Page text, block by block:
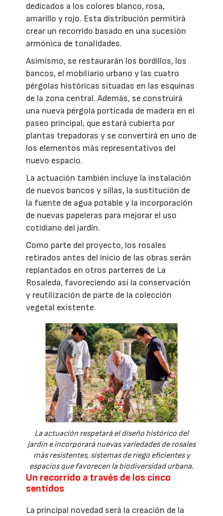
dedicados a los colores blanco, rosa,
amarillo y rojo. Esta distribución permitirá
crear un recorrido basado en una sucesión
armónica de tonalidades.
Asimismo, se restaurarán los bordillos, los
bancos, el mobiliario urbano y las cuatro
pérgolas históricas situadas en las esquinas
de la zona central. Además, se construirá
una nueva pérgola porticada de madera en el
paseo principal, que estará cubierta por
plantas trepadoras y se convertirá en uno de
los elementos más representativos del
nuevo espacio.
La actuación también incluye la instalación
de nuevos bancos y sillas, la sustitución de
la fuente de agua potable y la incorporación
de nuevas papeleras para mejorar el uso
cotidiano del jardín.
Como parte del proyecto, los rosales
retirados antes del inicio de las obras serán
replantados en otros parterres de La
Rosaleda, favoreciendo así la conservación
y reutilización de parte de la colección
vegetal existente.
La actuación respetará el diseño histórico del
jardín e incorporará nuevas variedades de rosales
más resistentes, sistemas de riego eficientes y
espacios que favorecen la biodiversidad urbana.
Un recorrido a través de los cinco
sentidos
La principal novedad será la creación de la